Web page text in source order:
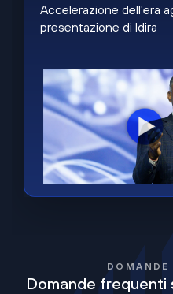
Accelerazione dell'era
presentazione di Idira
DOMANDE
Domande frequenti